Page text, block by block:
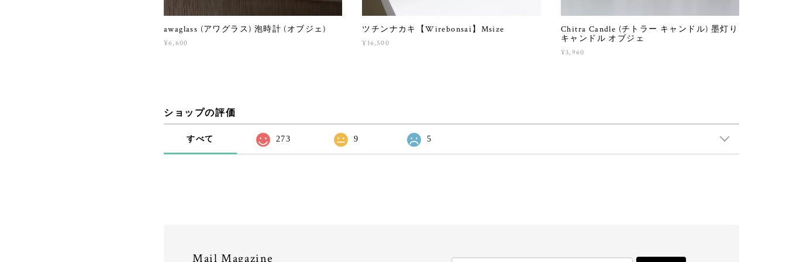
awaglass (アワグラス) 泡時計 (オブジェ)
¥6,600
ツチンナカキ【Wirebonsai】Msize
¥16,500
Chitra Candle (チトラー キャンドル) 墨灯り
キャンドル オブジェ
¥3,960
ショップの評価
すべて 273 9 5
Mail Magazine